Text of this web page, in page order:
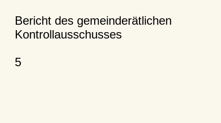
Bericht des gemeinderätlichen
Kontrollausschusses
5